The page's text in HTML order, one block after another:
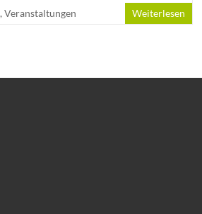
,Veranstaltungen Weiterlesen